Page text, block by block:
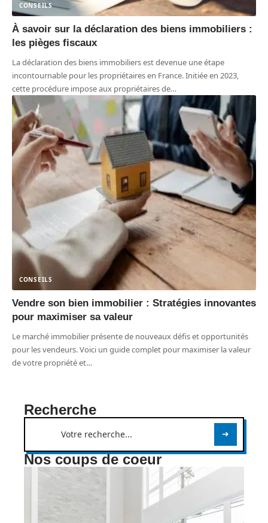
CONSEILS
À savoir sur la déclaration des biens immobiliers :
les pièges fiscaux
La déclaration des biens immobiliers est devenue une étape
incontournable pour les propriétaires en France. Initiée en 2023,
cette procédure impose aux propriétaires de…
CONSEILS
Vendre son bien immobilier : Stratégies innovantes
pour maximiser sa valeur
Le marché immobilier présente de nouveaux défis et opportunités
pour les vendeurs. Voici un guide complet pour maximiser la valeur
de votre propriété et…
Recherche
Nos coups de coeur